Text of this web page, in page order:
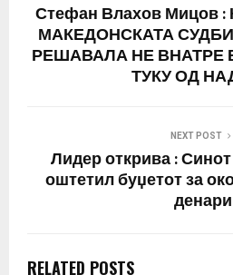
Стефан Влахов Мицов
МАКЕДОНСКАТА
РЕШАВАЛА НЕ ВНАТРЕ
ТУКУ ОД
NEXT POST
Лидер открива :
оштетил буџетот за
денари
RELATED POSTS